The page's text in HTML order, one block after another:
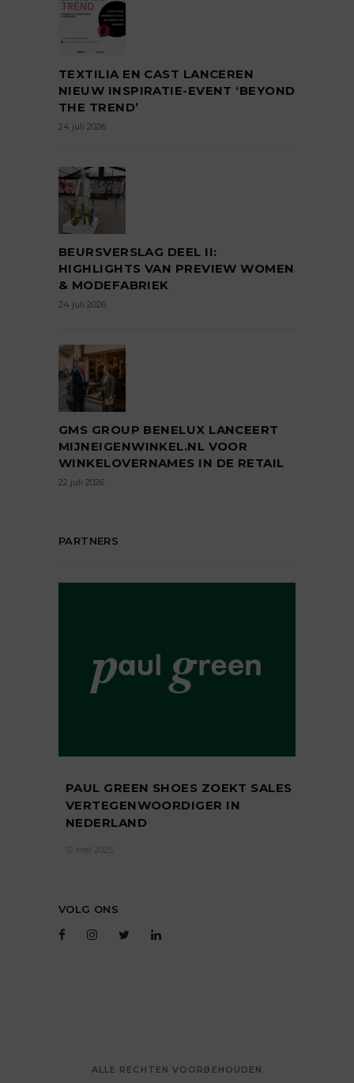
TEXTILIA EN CAST LANCEREN
NIEUW INSPIRATIE-EVENT ‘BEYOND
THE TREND’
24 juli 2026
BEURSVERSLAG DEEL II:
HIGHLIGHTS VAN PREVIEW WOMEN
& MODEFABRIEK
24 juli 2026
GMS GROUP BENELUX LANCEERT
MIJNEIGENWINKEL.NL VOOR
WINKELOVERNAMES IN DE RETAIL
22 juli 2026
PARTNERS
PAUL GREEN SHOES ZOEKT SALES
VERTEGENWOORDIGER IN
NEDERLAND
12 mei 2025
VOLG ONS
ALLE RECHTEN VOORBEHOUDEN